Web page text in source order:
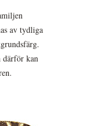
av tydliga
därför kan